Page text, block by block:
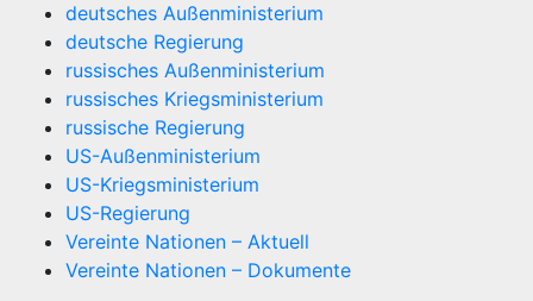
deutsches Außenministerium
deutsche Regierung
russisches Außenministerium
russisches Kriegsministerium
russische Regierung
US-Außenministerium
US-Kriegsministerium
US-Regierung
Vereinte Nationen – Aktuell
Vereinte Nationen – Dokumente